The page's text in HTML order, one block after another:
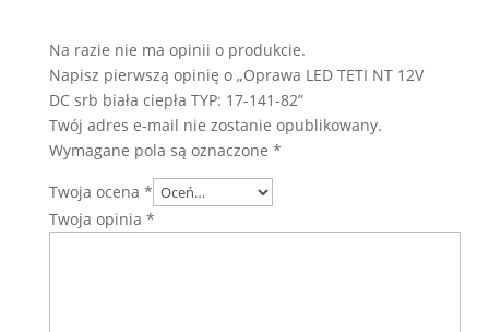
Na razie nie ma opinii o produkcie.
Napisz pierwszą opinię o „Oprawa LED TETI NT 12V
DC srb biała ciepła TYP: 17-141-82”
Twój adres e-mail nie zostanie opublikowany.
Wymagane pola są oznaczone *
Twoja ocena *
Twoja opinia *